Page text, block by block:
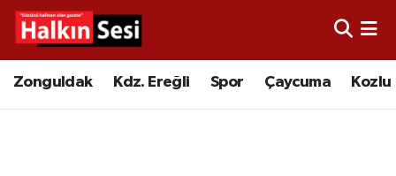
Zonguldak Kdz. Ereğli Spor Çaycuma Kozlu
Video
Çaycuma
Merkez Hava Durumu